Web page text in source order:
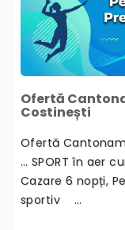
Ofertă
Costinești
Ofertă
… SPORT în aer
Cazare 6 nopți,
sportiv …